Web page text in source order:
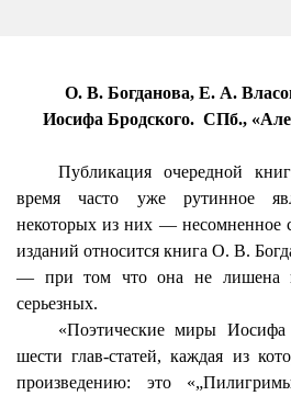
О. В. Богданова, Е. А.
Иосифа Бродского. СПб., «
Публикация очередной
время часто уже рутинное
некоторых из них — несомненное
изданий относится книга О. В.
— при том что она не лишена
серьезных.
«Поэтические миры Иосифа
шести глав-статей, каждая из
произведению: это